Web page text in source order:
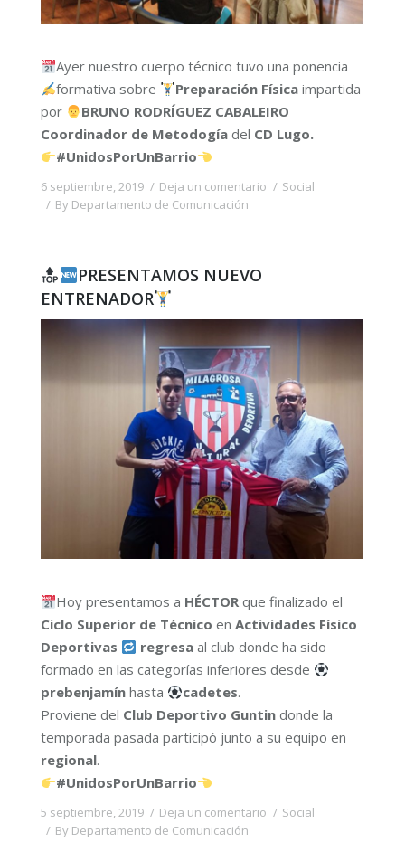
Ayer nuestro cuerpo técnico tuvo una ponencia
formativa sobre
Preparación Física impartida
por
BRUNO RODRÍGUEZ CABALEIRO
Coordinador de Metodogía del CD Lugo.
#UnidosPorUnBarrio
6 septiembre, 2019 Deja un comentario
Social
By Departamento de Comunicación
PRESENTAMOS NUEVO
ENTRENADOR
Hoy presentamos a HÉCTORque finalizado el
Ciclo Superior de Técnico en Actividades Físico
Deportivas
regresaal club donde ha sido
formado en las categorías inferiores desde
prebenjamín hasta cadetes.
Proviene del Club Deportivo Guntin donde la
temporada pasada participó junto a su equipo en
regional.
#UnidosPorUnBarrio
5 septiembre, 2019 Deja un comentario
Social
By Departamento de Comunicación